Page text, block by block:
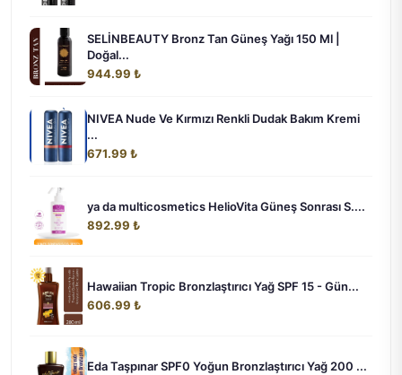
SELİNBEAUTY Bronz Tan Güneş Yağı 150 Ml |
Doğal...
944.99 ₺
NIVEA Nude Ve Kırmızı Renkli Dudak Bakım Kremi
...
671.99 ₺
ya da multicosmetics HelioVita Güneş Sonrası S....
892.99 ₺
Hawaiian Tropic Bronzlaştırıcı Yağ SPF 15 - Gün...
606.99 ₺
Eda Taşpınar SPF0 Yoğun Bronzlaştırıcı Yağ 200 ...